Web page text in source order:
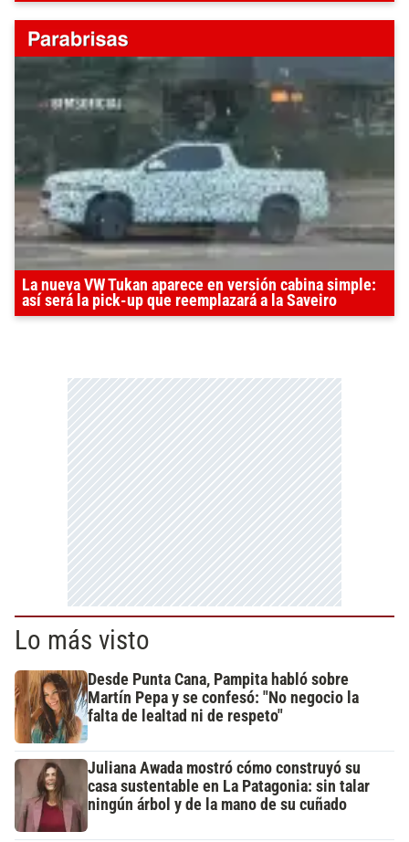
La nueva VW Tukan aparece en versión cabina simple:
así será la pick-up que reemplazará a la Saveiro
Lo más visto
Desde Punta Cana, Pampita habló sobre
Martín Pepa y se confesó: "No negocio la
falta de lealtad ni de respeto"
Juliana Awada mostró cómo construyó su
casa sustentable en La Patagonia: sin talar
ningún árbol y de la mano de su cuñado